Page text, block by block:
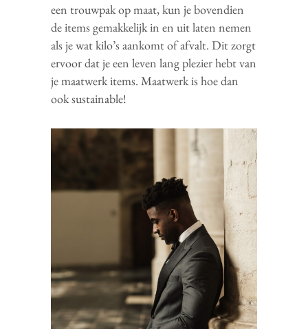
een trouwpak op maat, kun je bovendien
de items gemakkelijk in en uit laten nemen
als je wat kilo’s aankomt of afvalt. Dit zorgt
ervoor dat je een leven lang plezier hebt van
je maatwerk items. Maatwerk is hoe dan
ook sustainable!